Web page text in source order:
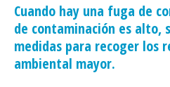
Cuando hay una fuga de
de contaminación es alto,
medidas para recoger los
ambiental mayor.